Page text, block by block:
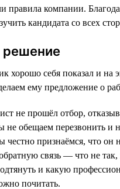
правила компании.
кандидата со всех
решение
хорошо себя показал и на
ему предложение о
не прошёл отбор,
не обещаем перезвонить и
честно признаёмся, что он
связь — что не
и какую
почитать.